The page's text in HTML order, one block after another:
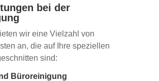
bei der
wir eine Vielzahl von
an, die auf Ihre speziellen
sind:
Büroreinigung